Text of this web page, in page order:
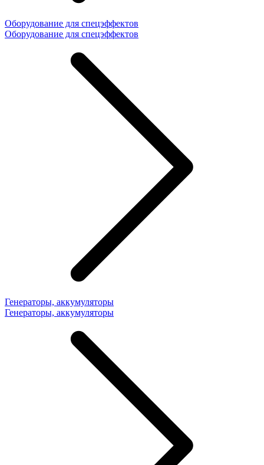
Оборудование для спецэффектов
Оборудование для спецэффектов
Генераторы, аккумуляторы
Генераторы, аккумуляторы